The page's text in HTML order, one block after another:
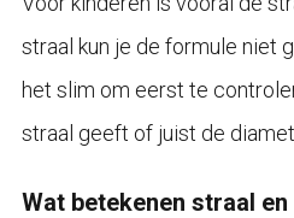
straal kun je de formule niet
het slim om eerst te
straal geeft of juist de
Wat betekenen straal